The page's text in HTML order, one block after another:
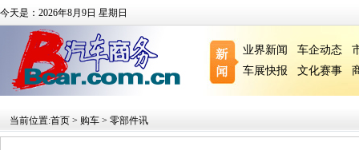
今天是：2026年8月9日 星期日
业界新闻 车企动态
车展快报
文化赛事
当前位置:首页 > 购车 > 零部件讯